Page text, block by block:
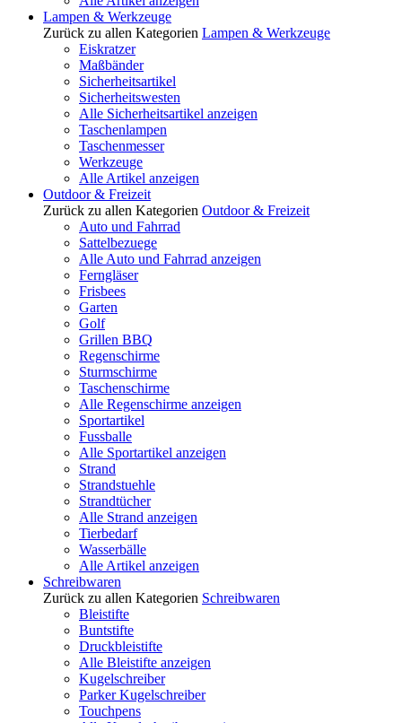
Lampen & Werkzeuge
Zurück zu allen Kategorien Lampen & Werkzeuge
Eiskratzer
Maßbänder
Sicherheitsartikel
Sicherheitswesten
Alle Sicherheitsartikel anzeigen
Taschenlampen
Taschenmesser
Werkzeuge
Alle Artikel anzeigen
Outdoor & Freizeit
Zurück zu allen Kategorien Outdoor & Freizeit
Auto und Fahrrad
Sattelbezuege
Alle Auto und Fahrrad anzeigen
Ferngläser
Frisbees
Garten
Golf
Grillen BBQ
Regenschirme
Sturmschirme
Taschenschirme
Alle Regenschirme anzeigen
Sportartikel
Fussballe
Alle Sportartikel anzeigen
Strand
Strandstuehle
Strandtücher
Alle Strand anzeigen
Tierbedarf
Wasserbälle
Alle Artikel anzeigen
Schreibwaren
Zurück zu allen Kategorien Schreibwaren
Bleistifte
Buntstifte
Druckbleistifte
Alle Bleistifte anzeigen
Kugelschreiber
Parker Kugelschreiber
Touchpens